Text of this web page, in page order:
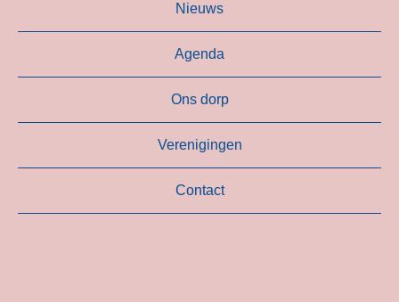
Nieuws
Agenda
Ons dorp
Verenigingen
Contact